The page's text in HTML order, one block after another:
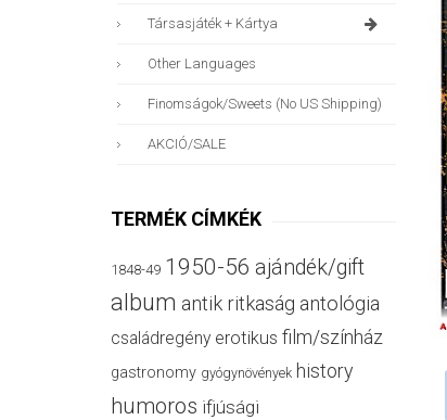
Társasjáték + Kártya
Other Languages
Finomságok/sweets (no US Shipping)
AKCIÓ/SALE
TERMÉK CÍMKÉK
1848-49 1950-56 ajándék/gift
album antik ritkaság antológia
családregény erotikus film/színház
gastronomy gyógynövények history
humoros ifjúsági